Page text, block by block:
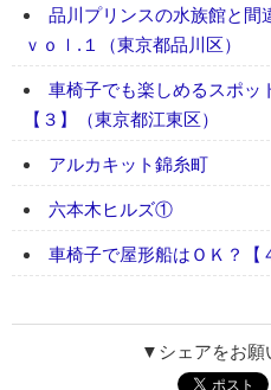
品川プリンスの水族館と
ｖｏｌ.１（東京都品川区）
車椅子でも楽しめるスポ
【３】（東京都江東区）
アルカキット錦糸町
六本木ヒルズ①
車椅子で屋形船はＯＫ？【
▼シェアをお願